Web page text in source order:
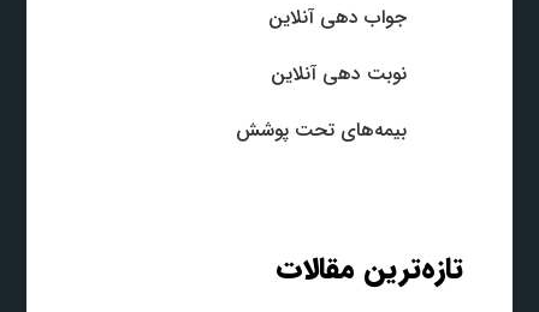
جواب‌ دهی آنلاین
نوبت‌ دهی آنلاین
بیمه‌های تحت پوشش
تازه‌ترین مقالات